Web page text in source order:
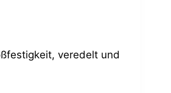
veredelt und